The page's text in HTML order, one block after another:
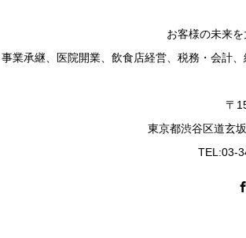
お客様の未来
業承継、医院開業、飲食店経営、税務・会計
〒
東京都渋谷区道玄
TEL:03-